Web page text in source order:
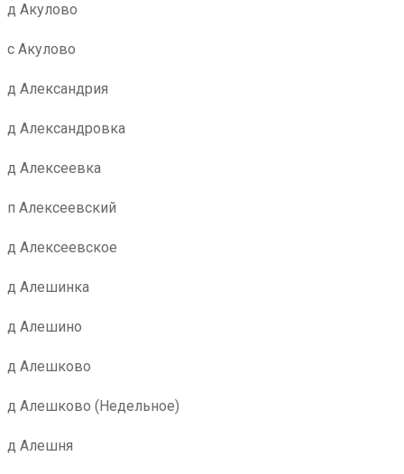
д Акулово
с Акулово
д Александрия
д Александровка
д Алексеевка
п Алексеевский
д Алексеевское
д Алешинка
д Алешино
д Алешково
д Алешково (Недельное)
д Алешня